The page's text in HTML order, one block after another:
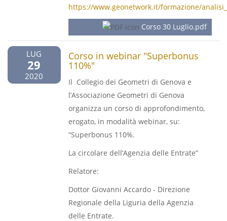
https://www.geonetwork.it/formazione/
Corso 30 Luglio.pdf
LUG
29
2020
Corso in webinar "Superbonus
110%"
Il Collegio dei Geometri di Genova e
l’Associazione Geometri di Genova
organizza un corso di approfondimento,
erogato, in modalità webinar, su:
“Superbonus 110%.
La circolare dell’Agenzia delle Entrate”
Relatore:
Dottor Giovanni Accardo - Direzione
Regionale della Liguria della Agenzia
delle Entrate.